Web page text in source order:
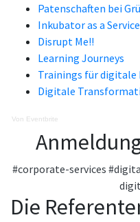
Patenschaften bei
Inkubator as a Service
Disrupt Me!!
Learning Journeys
Trainings für digitale
Digitale
Von Eventbrite
#corporate-services
Die